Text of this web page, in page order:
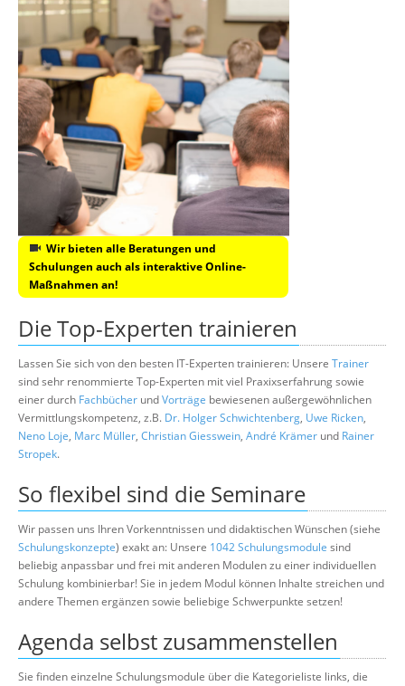
Wir bieten alle Beratungen und
Schulungen auch als interaktive Online-
Maßnahmen an!
Die Top-Experten trainieren
Lassen Sie sich von den besten IT-Experten trainieren: Unsere Trainer
sind sehr renommierte Top-Experten mit viel Praxixserfahrung sowie
einer durch Fachbücher undVorträge bewiesenen außergewöhnlichen
Vermittlungskompetenz, z.B. Dr. Holger Schwichtenberg, Uwe Ricken,
Neno Loje, Marc Müller, Christian Giesswein, André Krämer und Rainer
Stropek.
So flexibel sind die Seminare
Wir passen uns Ihren Vorkenntnissen und didaktischen Wünschen (siehe
Schulungskonzepte) exakt an: Unsere 1042 Schulungsmodule sind
beliebig anpassbar und frei mit anderen Modulen zu einer individuellen
Schulung kombinierbar! Sie in jedem Modul können Inhalte streichen und
andere Themen ergänzen sowie beliebige Schwerpunkte setzen!
Agenda selbst zusammenstellen
Sie finden einzelne Schulungsmodule über die Kategorieliste links, die